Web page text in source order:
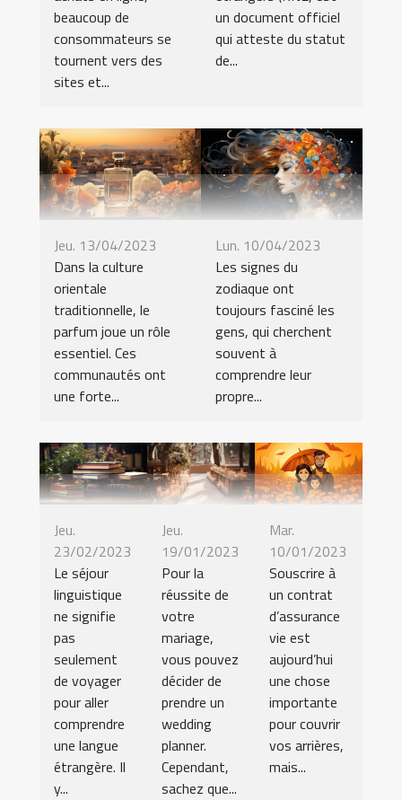
beaucoup de
consommateurs se
tournent vers des
sites et...
un document officiel
qui atteste du statut
de...
Jeu. 13/04/2023
Dans la culture
orientale
traditionnelle, le
parfum joue un rôle
essentiel. Ces
communautés ont
une forte...
Lun. 10/04/2023
Les signes du
zodiaque ont
toujours fasciné les
gens, qui cherchent
souvent à
comprendre leur
propre...
Jeu.
23/02/2023
Le séjour
linguistique
ne signifie
pas
seulement
de voyager
pour aller
comprendre
une langue
étrangère. Il
y...
Jeu.
19/01/2023
Pour la
réussite de
votre
mariage,
vous pouvez
décider de
prendre un
wedding
planner.
Cependant,
sachez que...
Mar.
10/01/2023
Souscrire à
un contrat
d’assurance
vie est
aujourd’hui
une chose
importante
pour couvrir
vos arrières,
mais...